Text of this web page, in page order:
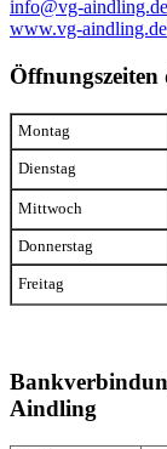
info@vg-aindling.de
www.vg-aindling.de
Öffnungszeiten
Montag
Dienstag
Mittwoch
Donnerstag
Freitag
Aindling